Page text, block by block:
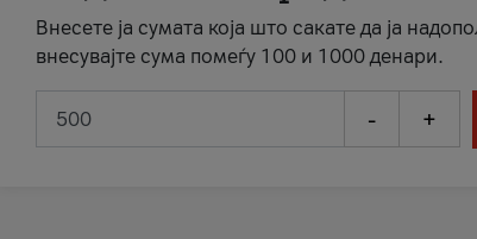
Внесете ја сумата која што сакате да ја
внесувајте сума помеѓу 100 и 1000 денари.
- +